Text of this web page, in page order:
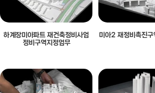
하계장미아파트 재건축정비사업
정비구역지정업무
미아2 재정비촉진구